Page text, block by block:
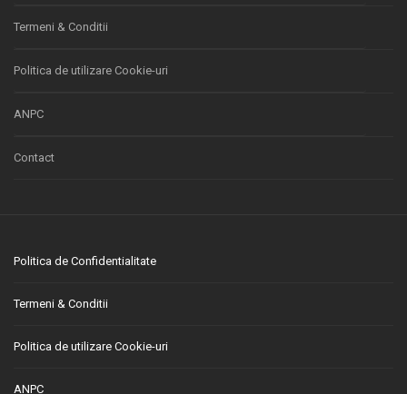
Termeni & Conditii
Politica de utilizare Cookie-uri
ANPC
Contact
Politica de Confidentialitate
Termeni & Conditii
Politica de utilizare Cookie-uri
ANPC